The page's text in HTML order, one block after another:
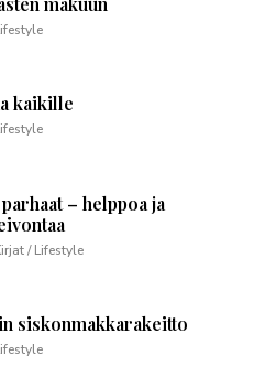
kaikille
– helppoa ja
/ Lifestyle
siskonmakkarakeitto